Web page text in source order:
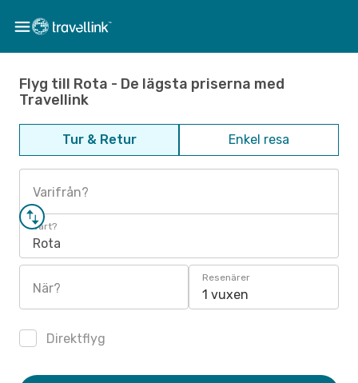
Flyg till Rota - De lägsta priserna med
Travellink
Tur & Retur Enkel resa
Varifrån?
Vart?
Rota
När?
Resenärer
1 vuxen
Direktflyg